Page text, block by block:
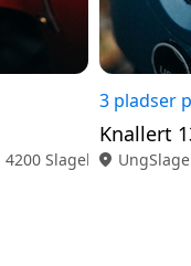
Slagelse
3 pladser
Knallert
location_on